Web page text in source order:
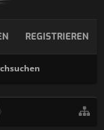
REGISTRIEREN